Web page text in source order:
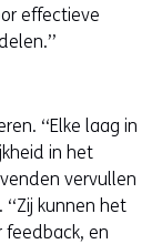
effectieve
‘‘Elke laag in
in het
vervullen
kunnen het
en